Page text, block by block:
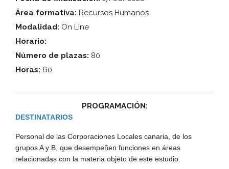
Área formativa: Recursos Humanos
Modalidad: On Line
Horario:
Número de plazas: 80
Horas: 60
PROGRAMACIÓN:
DESTINATARIOS
Personal de las Corporaciones Locales canaria, de los
grupos A y B, que desempeñen funciones en áreas
relacionadas con la materia objeto de este estudio.